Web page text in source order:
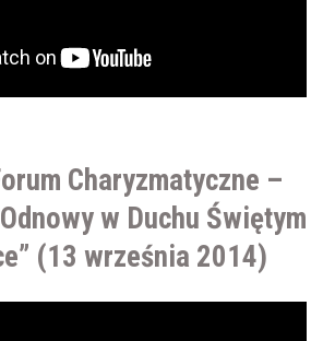
Charyzmatyczne –
w Duchu Świętym
(13 września 2014)